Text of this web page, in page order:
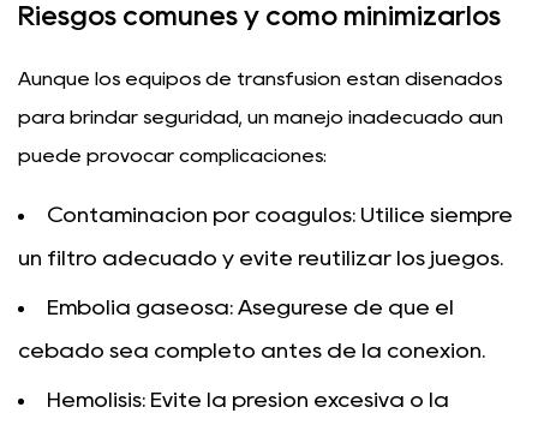
Riesgos comunes y cómo minimizarlos
Aunque los equipos de transfusión están diseñados
para brindar seguridad, un manejo inadecuado aún
puede provocar complicaciones:
Contaminación por coágulos: Utilice siempre
un filtro adecuado y evite reutilizar los juegos.
Embolia gaseosa: Asegúrese de que el
cebado sea completo antes de la conexión.
Hemólisis: Evite la presión excesiva o la